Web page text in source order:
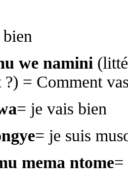
bien
we namini
?) = Comment
= je vais bien
= je suis
mema ntome=